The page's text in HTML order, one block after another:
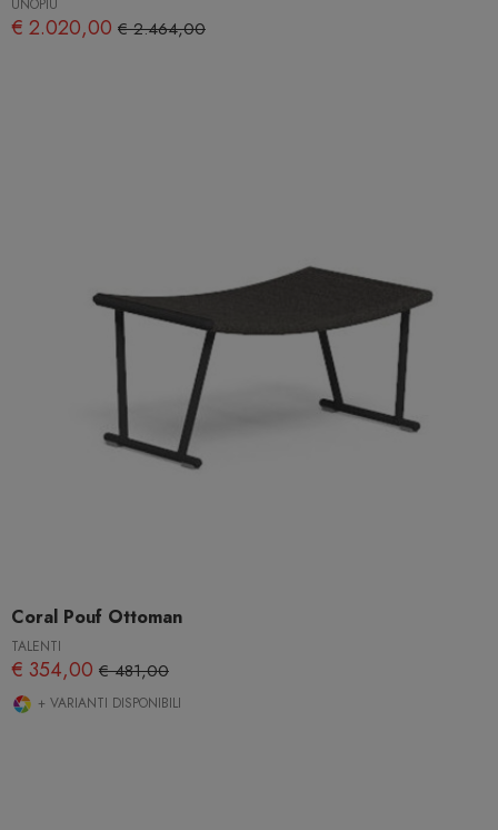
UNOPIÙ
€ 2.020,00 € 2.464,00
Coral Pouf Ottoman
TALENTI
€ 354,00 € 481,00
+ VARIANTI DISPONIBILI